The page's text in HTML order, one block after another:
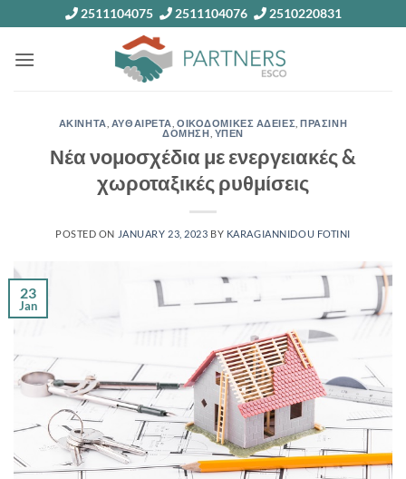
to
content
2511104075 2511104076 2510220831
ΑΚΙΝΗΤΑ ΑΥΘΑΙΡΕΤΑ ,ΟΙΚΟΔΟΜΙΚΕΣ ΑΔΕΙΕΣ ,ΠΡΑΣΙΝΗ
ΔΟΜΗΣΗ ΥΠΕΝ
Νέα νομοσχέδια με ενεργειακές &
χωροταξικές ρυθμίσεις
POSTED ON JANUARY 23, 2023 BY KARAGIANNIDOU FOTINI
23
Jan